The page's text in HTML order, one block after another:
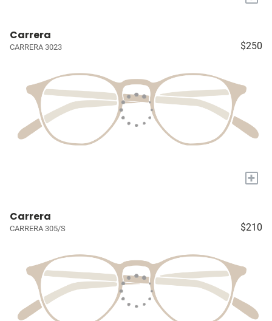
Carrera
CARRERA 3023 $250
+
Carrera
CARRERA 305/S $210